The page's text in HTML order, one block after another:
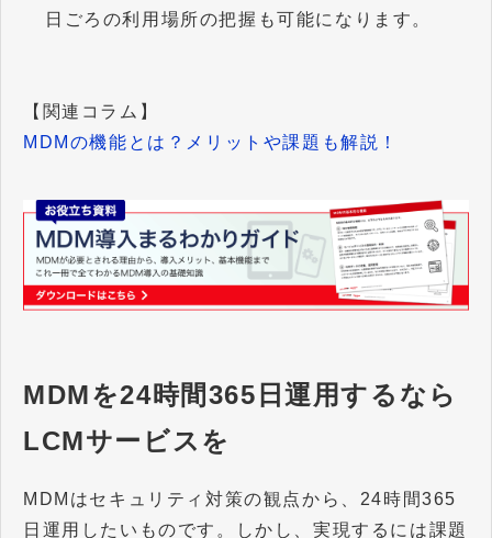
日ごろの利用場所の把握も可能になります。
【関連コラム】
MDMの機能とは？メリットや課題も解説！
MDMを24時間365日運用するなら
LCMサービスを
MDMはセキュリティ対策の観点から、24時間365
日運用したいものです。しかし、実現するには課題